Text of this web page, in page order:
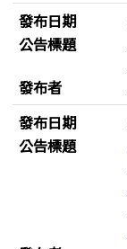
發布日期
公告標題
發布者
發布日期
公告標題